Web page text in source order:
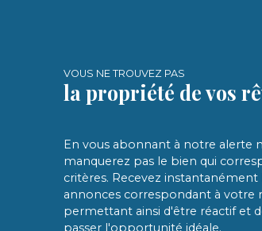
VOUS NE TROUVEZ PAS
la propriété de vos
En vous abonnant à notre alerte
manquerez pas le bien qui
critères. Recevez instantanément
annonces correspondant à votre
permettant ainsi d'être réactif et
passer l'opportunité idéale.